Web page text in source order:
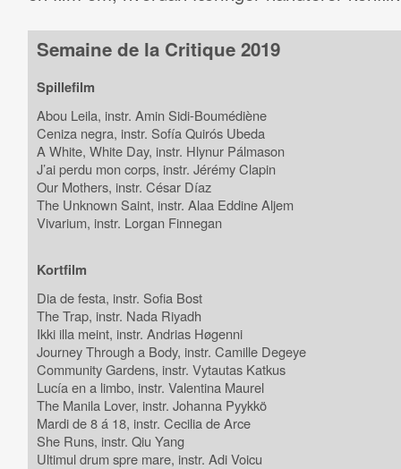
Semaine de la Critique 2019
Spillefilm
Abou Leila, instr. Amin Sidi-Boumédiène
Ceniza negra, instr. Sofía Quirós Ubeda
A White, White Day, instr. Hlynur Pálmason
J’ai perdu mon corps, instr. Jérémy Clapin
Our Mothers, instr. César Díaz
The Unknown Saint, instr. Alaa Eddine Aljem
Vivarium, instr. Lorgan Finnegan
Kortfilm
Dia de festa, instr. Sofia Bost
The Trap, instr. Nada Riyadh
Ikki illa meint, instr. Andrias Høgenni
Journey Through a Body, instr. Camille Degeye
Community Gardens, instr. Vytautas Katkus
Lucía en a limbo, instr. Valentina Maurel
The Manila Lover, instr. Johanna Pyykkö
Mardi de 8 á 18, instr. Cecilia de Arce
She Runs, instr. Qiu Yang
Ultimul drum spre mare, instr. Adi Voicu